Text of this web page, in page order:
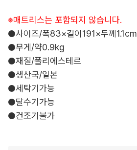
※매트리스는 포함되지 않습니다.
●사이즈/폭83×길이191×두께1.1cm
●무게/약0.9kg
●재질/폴리에스테르
●생산국/일본
●세탁기가능
●탈수기가능
●건조기불가